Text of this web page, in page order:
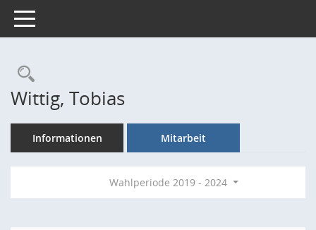
Toggle navigation
Rechercheauswahl
Wittig, Tobias
Informationen Mitarbeit
Wahlperiode 2019 - 2024